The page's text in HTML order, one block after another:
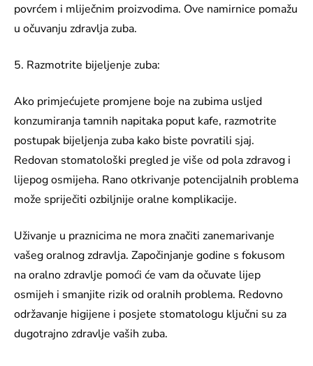
povrćem i mliječnim proizvodima. Ove namirnice pomažu
u očuvanju zdravlja zuba.
5. Razmotrite bijeljenje zuba:
Ako primjećujete promjene boje na zubima usljed
konzumiranja tamnih napitaka poput kafe, razmotrite
postupak bijeljenja zuba kako biste povratili sjaj.
Redovan stomatološki pregled je više od pola zdravog i
lijepog osmijeha. Rano otkrivanje potencijalnih problema
može spriječiti ozbiljnije oralne komplikacije.
Uživanje u praznicima ne mora značiti zanemarivanje
vašeg oralnog zdravlja. Započinjanje godine s fokusom
na oralno zdravlje pomoći će vam da očuvate lijep
osmijeh i smanjite rizik od oralnih problema. Redovno
održavanje higijene i posjete stomatologu ključni su za
dugotrajno zdravlje vaših zuba.